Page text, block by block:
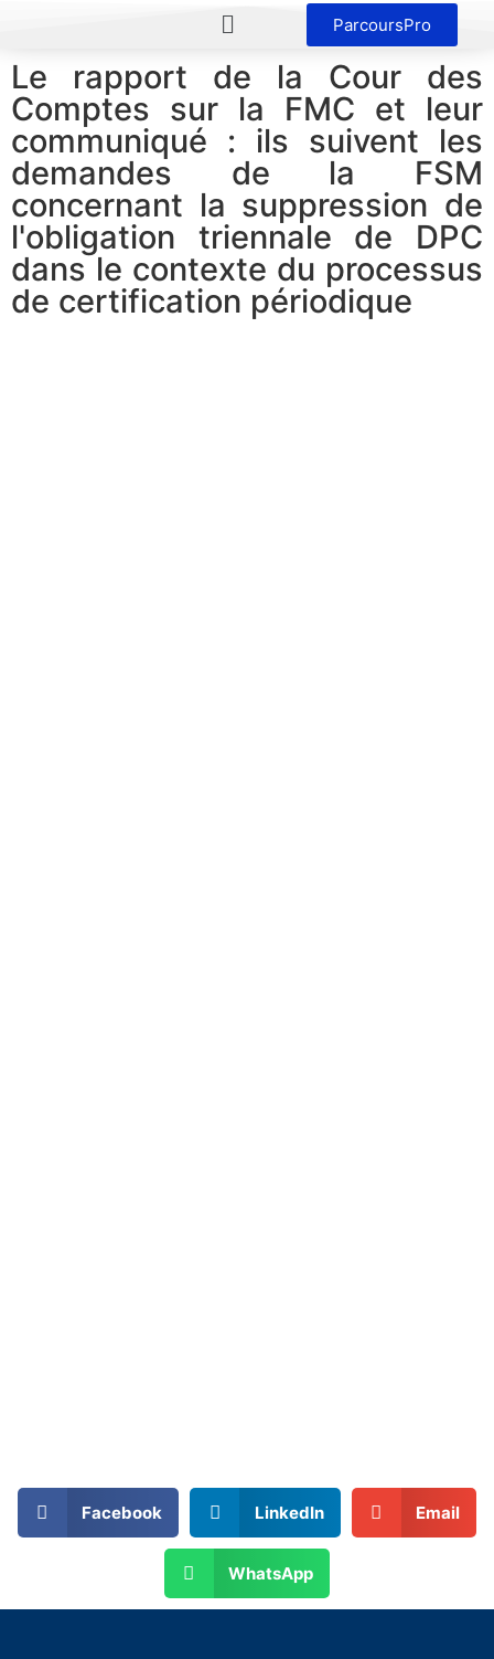
ParcoursPro
Le rapport de la Cour des
Comptes sur la FMC et leur
communiqué : ils suivent les
demandes de la FSM
concernant la suppression de
l'obligation triennale de DPC
dans le contexte du processus
de certification périodique
Facebook LinkedIn Email
WhatsApp